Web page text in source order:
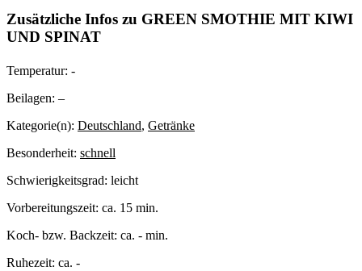
Zusätzliche Infos zu GREEN SMOTHIE MIT KIWI
UND SPINAT
Temperatur: -
Beilagen: –
Kategorie(n): Deutschland, Getränke
Besonderheit: schnell
Schwierigkeitsgrad: leicht
Vorbereitungszeit: ca. 15 min.
Koch- bzw. Backzeit: ca. - min.
Ruhezeit: ca. -